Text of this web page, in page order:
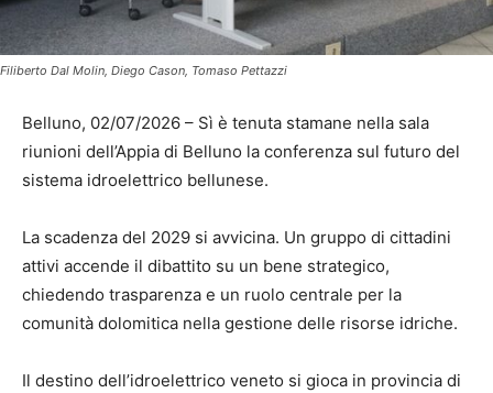
Filiberto Dal Molin, Diego Cason, Tomaso Pettazzi
Belluno, 02/07/2026 – Sì è tenuta stamane nella sala
riunioni dell’Appia di Belluno la conferenza sul futuro del
sistema idroelettrico bellunese.
La scadenza del 2029 si avvicina. Un gruppo di cittadini
attivi accende il dibattito su un bene strategico,
chiedendo trasparenza e un ruolo centrale per la
comunità dolomitica nella gestione delle risorse idriche.
Il destino dell’idroelettrico veneto si gioca in provincia di